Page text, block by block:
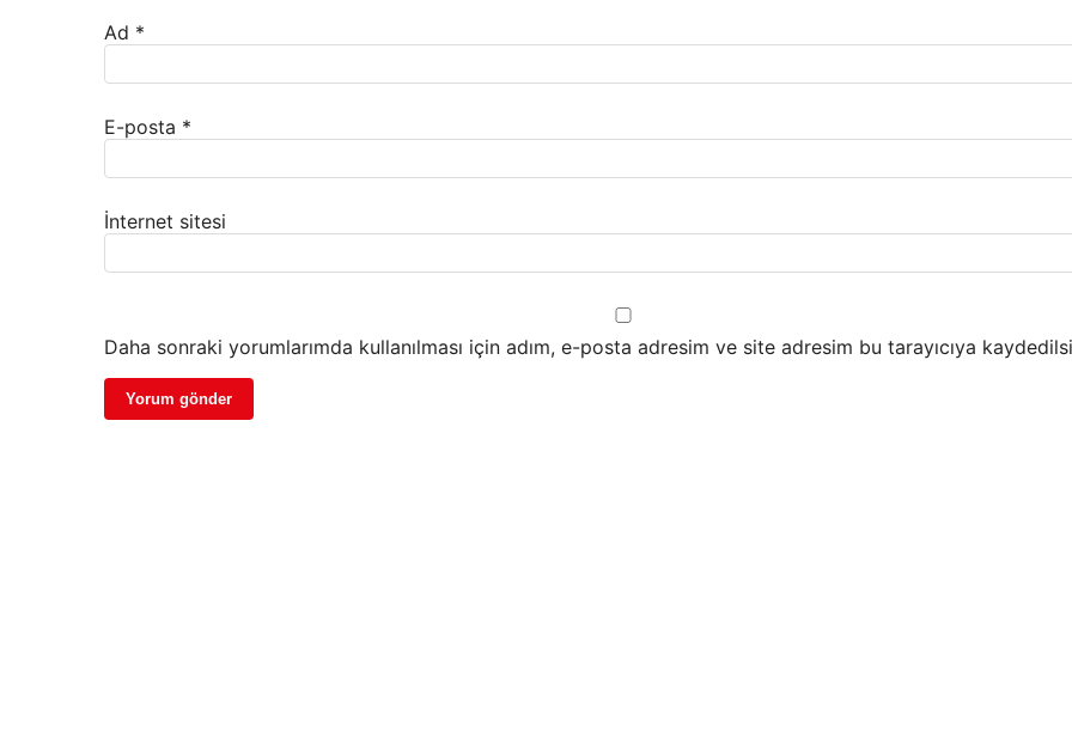
Ad *
E-posta *
İnternet sitesi
Daha sonraki yorumlarımda kullanılması için adım, e-posta adresim ve site adresim bu tarayıcıya